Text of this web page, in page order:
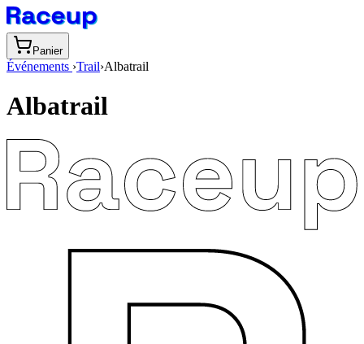
Panier
Événements ›Trail›Albatrail
Albatrail